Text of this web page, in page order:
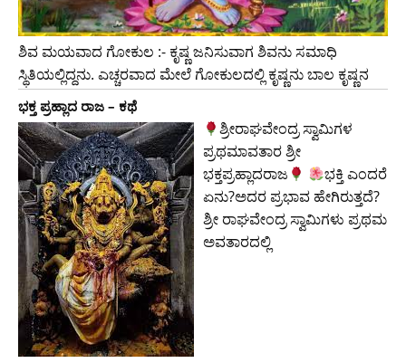
ಶಿವ ಮಯವಾದ ಗೋಕುಲ :- ಕೃಷ್ಣ ಜನಿಸುವಾಗ ಶಿವನು ಸಮಾಧಿ
ಸ್ಥಿತಿಯಲ್ಲಿದ್ದನು. ಎಚ್ಚರವಾದ ಮೇಲೆ ಗೋಕುಲದಲ್ಲಿ ಕೃಷ್ಣನು ಬಾಲ ಕೃಷ್ಣನ
ಭಕ್ತ ಪ್ರಹ್ಲಾದ ರಾಜ – ಕಥೆ
ಶ್ರೀರಾಘವೇಂದ್ರ ಸ್ವಾಮಿಗಳ
ಪ್ರಥಮಾವತಾರ ಶ್ರೀ
ಭಕ್ತಪ್ರಹ್ಲಾದರಾಜ
ಭಕ್ತಿ ಎಂದರೆ
ಏನು?ಅದರ ಪ್ರಭಾವ ಹೇಗಿರುತ್ತದೆ?
ಶ್ರೀ ರಾಘವೇಂದ್ರ ಸ್ವಾಮಿಗಳು ಪ್ರಥಮ
ಅವತಾರದಲ್ಲಿ